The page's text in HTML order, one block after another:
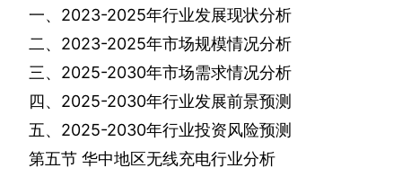
一、 2023-2025年行业发展现状分析
二、 2023-2025年市场规模情况分析
三、 2025-2030年市场需求情况分析
四、 2025-2030年行业发展前景预测
五、 2025-2030年行业投资风险预测
第五节 华中地区无线充电行业分析